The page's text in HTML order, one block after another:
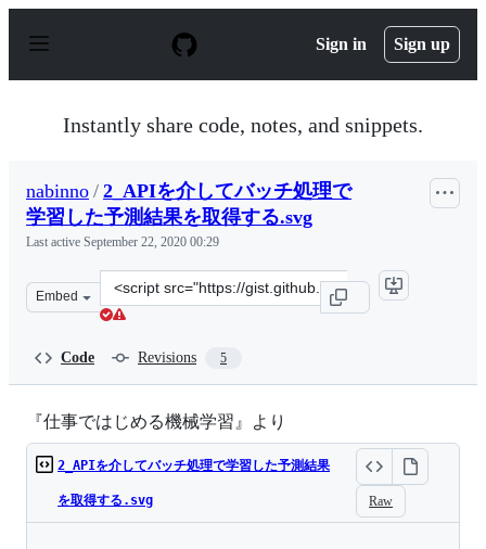
p
Sign in Sign up
Instantly share code, notes, and snippets.
nabinno / 2_APIを介してバッチ処理で
学習した予測結果を取得する.svg
Last active September 22, 2020 00:29
Embed
Clone
this
Code Revisions 5
『仕事ではじめる機械学習』より
Raw
2_APIを介してバッチ処理で学習した予測結果
を取得する.svg